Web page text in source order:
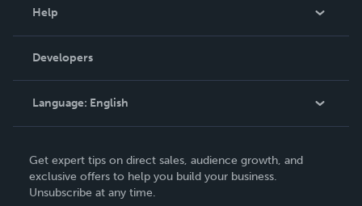
Podcast
Help
Order Lookup
Knowledge Base
Contact Support
Developers
Language: English
Deutsch
Français
Get expert tips on direct sales, audience growth, and
exclusive offers to help you build your business.
Unsubscribe at any time.